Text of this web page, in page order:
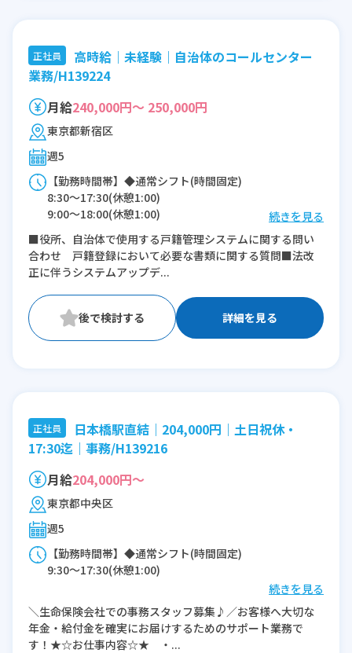
正社員
高時給｜未経験｜自治体のコールセンター
業務/H139224
月給240,000円～ 250,000円
東京都新宿区
週5
【勤務時間帯】◆通常シフト(時間固定)
8:30〜17:30(休憩1:00)
9:00〜18:00(休憩1:00)
※残業：5〜10時間程度/月
続きを見る
■役所、自治体で使用する戸籍管理システムに関する問い
合わせ 戸籍登録において必要な書類に関する質問■法改
正に伴うシステムアップデ...
詳細を見る
正社員
日本橋駅直結｜204,000円｜土日祝休・
17:30迄｜事務/H139216
月給204,000円～
東京都中央区
週5
【勤務時間帯】◆通常シフト(時間固定)
9:30〜17:30(休憩1:00)
続きを見る
＼生命保険会社での事務スタッフ募集♪／お客様へ大切な
年金・給付金を確実にお届けするためのサポート業務で
す！★☆お仕事内容☆★ ・...